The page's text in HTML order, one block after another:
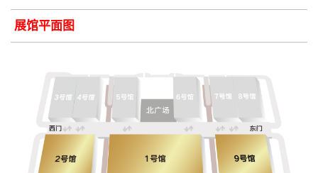
展馆平面图